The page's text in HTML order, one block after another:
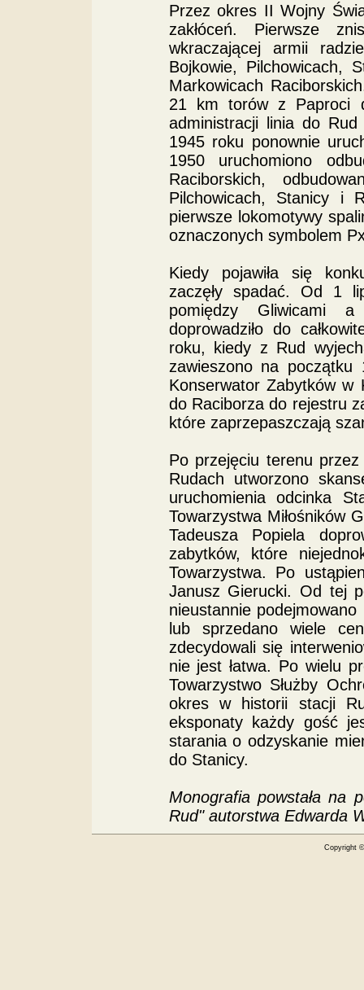
Przez okres II Wojny
zakłóceń. Pierwsze
wkraczającej armii
Bojkowie, Pilchowicach,
Markowicach
21 km torów z Paproci
administracji linia do
1945 roku ponownie
1950 uruchomiono
Raciborskich,
Pilchowicach, Stanicy i
pierwsze lokomotywy
oznaczonych symbolem
Kiedy pojawiła się
zaczęły spadać. Od 1
pomiędzy Gliwicami a
doprowadziło do
roku, kiedy z Rud
zawieszono na
Konserwator Zabytków w
do Raciborza do rejestru
które zaprzepaszczają
Po przejęciu terenu
Rudach utworzono
uruchomienia odcinka
Towarzystwa Miłośników
Tadeusza Popiela
zabytków, które
Towarzystwa. Po
Janusz Gierucki. Od tej
nieustannie
lub sprzedano wiele
zdecydowali się
nie jest łatwa. Po wielu
Towarzystwo Służby
okres w historii stacji
eksponaty każdy gość
starania o odzyskanie
do Stanicy.
Monografia powstała na
Rud" autorstwa Edwarda
Copyright